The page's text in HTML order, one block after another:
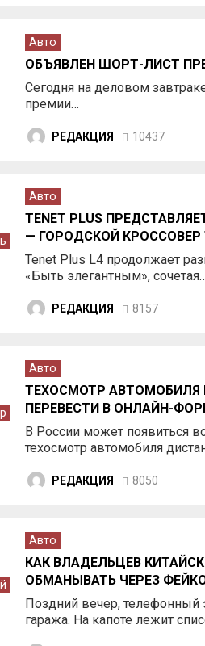
Авто
ОБЪЯВЛЕН ШОРТ-ЛИСТ
Сегодня на деловом
премии…
РЕДАКЦИЯ 10437
Авто
TENET PLUS
— ГОРОДСКОЙ КРОССОВЕР
Tenet Plus L4 продолжает
«Быть элегантным»,
РЕДАКЦИЯ 8157
Авто
ТЕХОСМОТР
ПЕРЕВЕСТИ В ОНЛАЙН-
В России может появиться
техосмотр автомобиля
РЕДАКЦИЯ 8050
Авто
КАК ВЛАДЕЛЬЦЕВ
ОБМАНЫВАТЬ ЧЕРЕЗ
Поздний вечер, телефонный
гаража. На капоте лежит